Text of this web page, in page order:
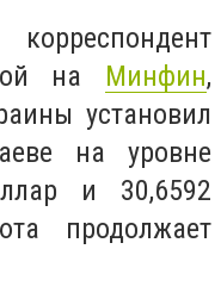
на Минфин,
установил
на уровне
и 30,6592
продолжает